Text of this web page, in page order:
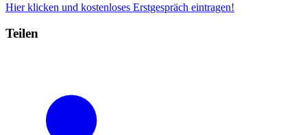
Hier klicken und kostenloses Erstgespräch eintragen!
Teilen